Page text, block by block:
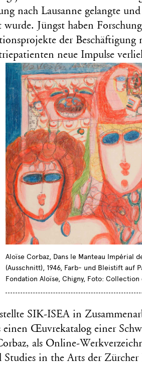
nach Lausanne gelangte
wurde. Jüngst haben
der Beschäftigung
neue Impulse
Aloïse Corbaz, Dans le Manteau Impérial
(Ausschnitt), 1946, Farb- und Bleistift auf
Fondation Aloïse, Chigny, Foto: Collection
SIK-ISEA in
einen Œuvrekatalog einer
als Online-
Studies in the Arts der Zürcher